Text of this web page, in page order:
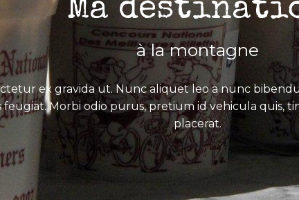
Ma
à la montagne
ex gravida ut. Nunc aliquet leo a nunc
feugiat. Morbi odio purus, pretium id vehicula quis,
placerat.